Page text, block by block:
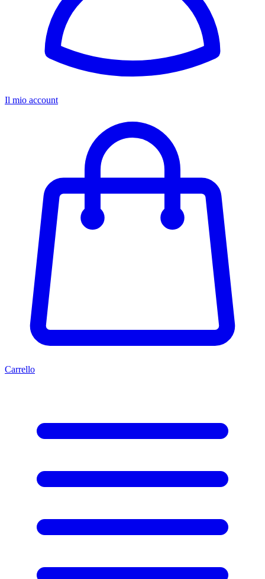
Il mio account
Carrello